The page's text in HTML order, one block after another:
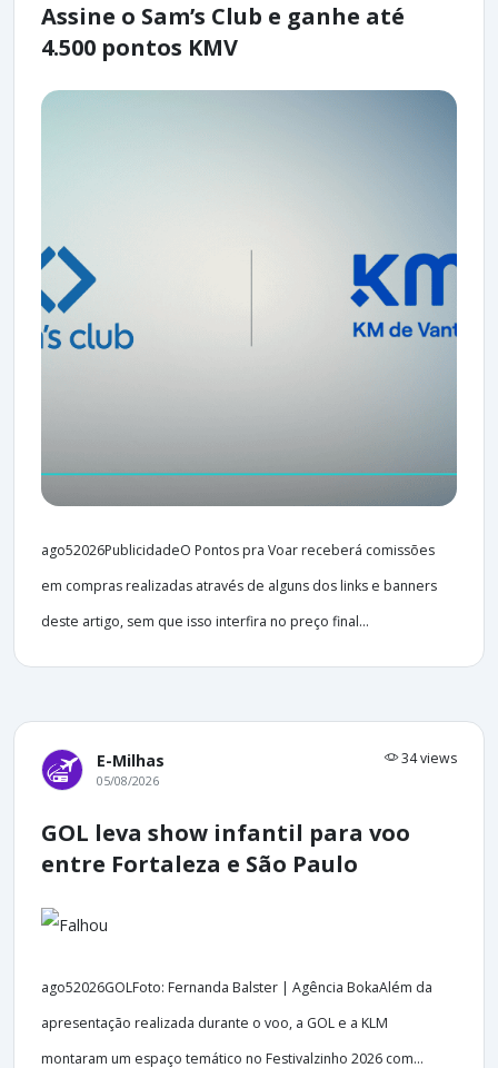
Assine o Sam’s Club e ganhe até
4.500 pontos KMV
ago52026PublicidadeO Pontos pra Voar receberá comissões
em compras realizadas através de alguns dos links e banners
deste artigo, sem que isso interfira no preço final...
E-Milhas 34 views
05/08/2026
GOL leva show infantil para voo
entre Fortaleza e São Paulo
ago52026GOLFoto: Fernanda Balster | Agência BokaAlém da
apresentação realizada durante o voo, a GOL e a KLM
montaram um espaço temático no Festivalzinho 2026 com...